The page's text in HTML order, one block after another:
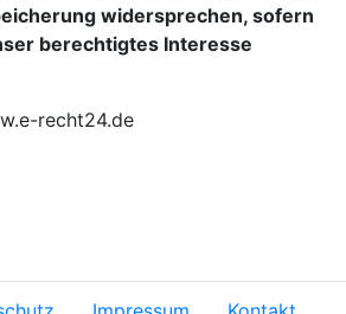
widersprechen, sofern
berechtigtes Interesse
recht24.de